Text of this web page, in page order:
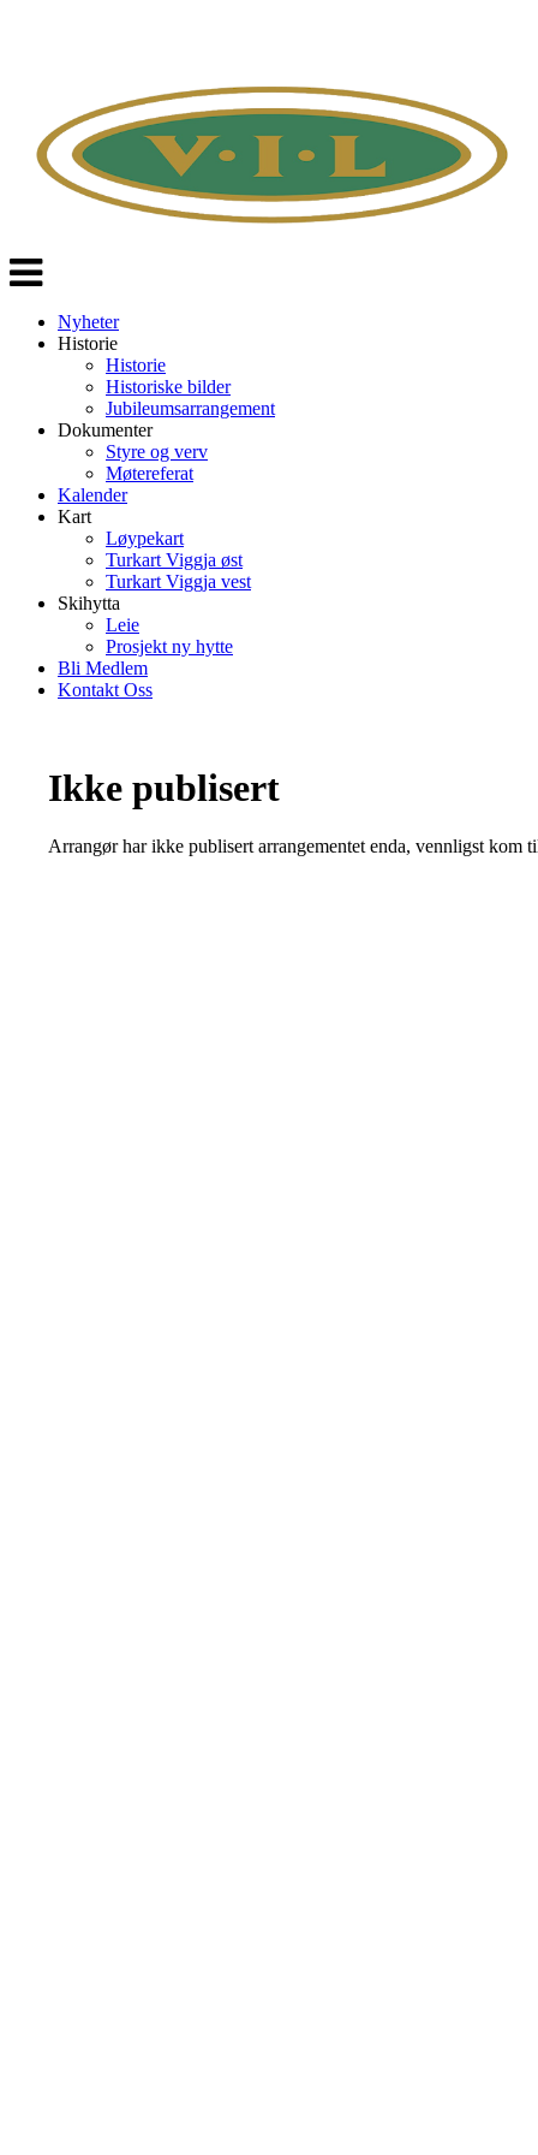
Veksle
navigasjon
Nyheter
Historie
Historie
Historiske bilder
Jubileumsarrangement
Dokumenter
Styre og verv
Møtereferat
Kalender
Kart
Løypekart
Turkart Viggja øst
Turkart Viggja vest
Skihytta
Leie
Prosjekt ny hytte
Bli Medlem
Kontakt Oss
Ikke publisert
Arrangør har ikke publisert arrangementet enda, vennligst kom